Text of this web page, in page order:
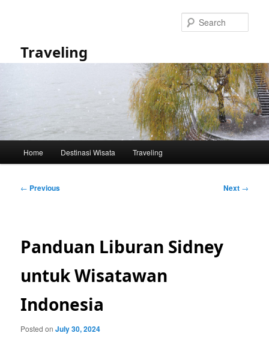
Traveling
Home Destinasi Wisata Traveling
Post
← Previous Next →
Panduan Liburan Sidney
untuk Wisatawan
Indonesia
Posted onJuly 30, 2024